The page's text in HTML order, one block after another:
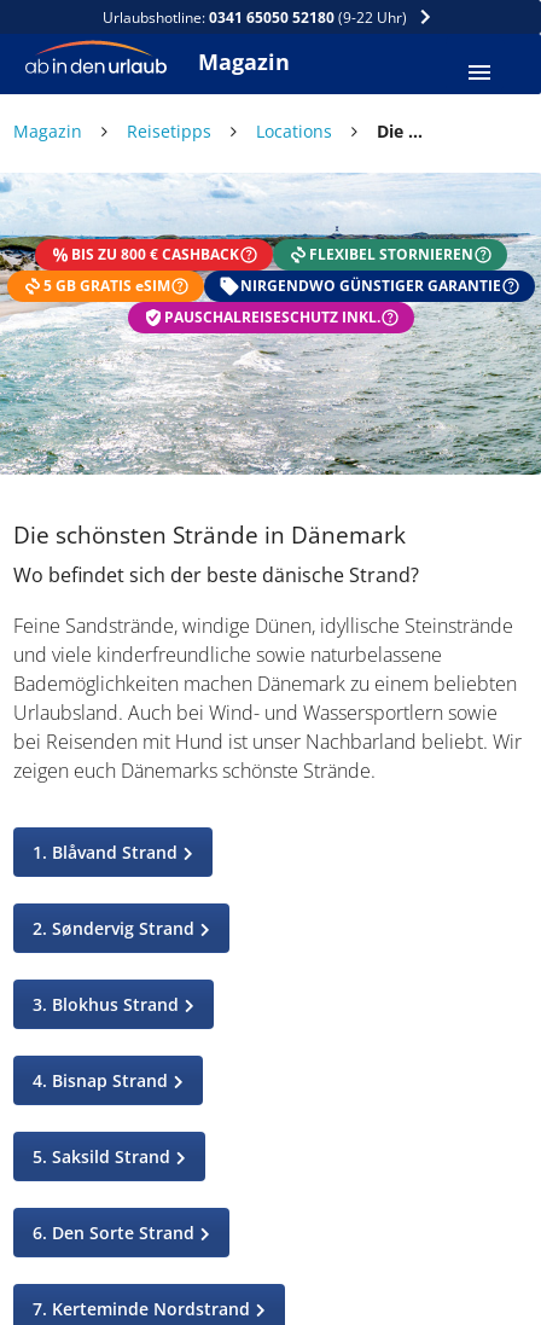
Urlaubshotline:0341 65050 52180(9-22 Uhr)
Magazin
Magazin Reisetipps Locations Die schönsten Strände in Dänemark
BIS ZU 800 € CASHBACK
FLEXIBEL STORNIEREN
5 GB GRATIS eSIM
NIRGENDWO GÜNSTIGER GARANTIE
PAUSCHALREISESCHUTZ INKL.
Die schönsten Strände in Dänemark
Wo befindet sich der beste dänische Strand?
Feine Sandstrände, windige Dünen, idyllische
Steinstrände und viele kinderfreundliche sowie
naturbelassene Bademöglichkeiten machen Dänemark zu
einem beliebten Urlaubsland. Auch bei Wind- und
Wassersportlern sowie bei Reisenden mit Hund ist unser
Nachbarland beliebt. Wir zeigen euch Dänemarks
1. Blåvand Strand
2. Søndervig Strand
3. Blokhus Strand
4. Bisnap Strand
5. Saksild Strand
6. Den Sorte Strand
DEIN SOMMER ZAHLT SICH
AUS
Exklusiv: Nur in der ab in den urlaub App
☀️ Bis zu 1.000 € Sommer Cashback
📱 App gratis herunterladen
🧝 Konto anlegen oder einloggen
✅ Sommer Cashback ist automatisch aktiviert